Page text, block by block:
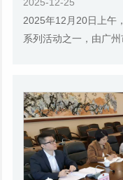
2025年12月20日上午
系列活动之一，由广